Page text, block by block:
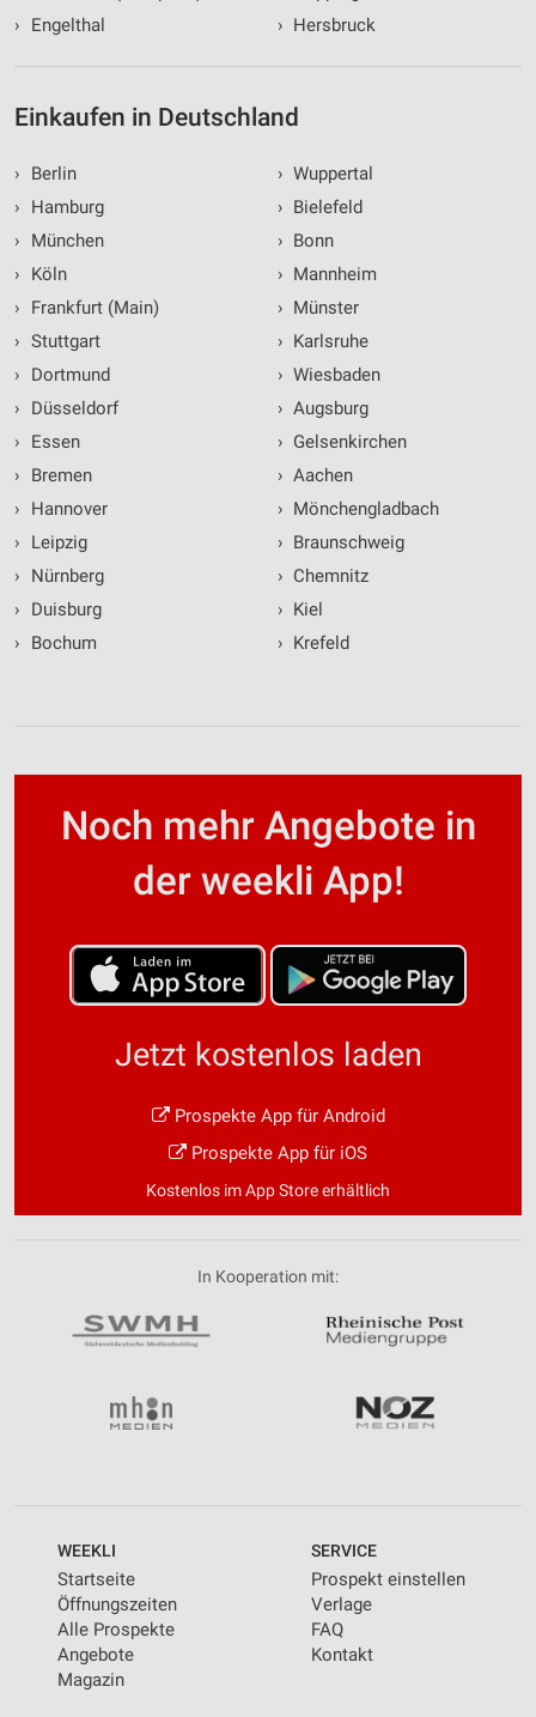
›
Engelthal
› Hersbruck
Einkaufen in Deutschland
›
Berlin
›
Hamburg
›
München
›
Köln
›
Frankfurt (Main)
› Stuttgart
›
Dortmund
›
Düsseldorf
›
Essen
›
Bremen
›
Hannover
›
Leipzig
›
Nürnberg
›
Duisburg
›
Bochum
› Wuppertal
› Bielefeld
› Bonn
› Mannheim
› Münster
› Karlsruhe
› Wiesbaden
› Augsburg
› Gelsenkirchen
› Aachen
› Mönchengladbach
› Braunschweig
› Chemnitz
› Kiel
› Krefeld
Noch mehr Angebote in
der weekli App!
Jetzt kostenlos laden
Prospekte App für Android
Prospekte App für iOS
Kostenlos im App Store erhältlich
In Kooperation mit:
WEEKLI
Startseite
Öffnungszeiten
Alle Prospekte
Angebote
Magazin
SERVICE
Prospekt einstellen
Verlage
FAQ
Kontakt